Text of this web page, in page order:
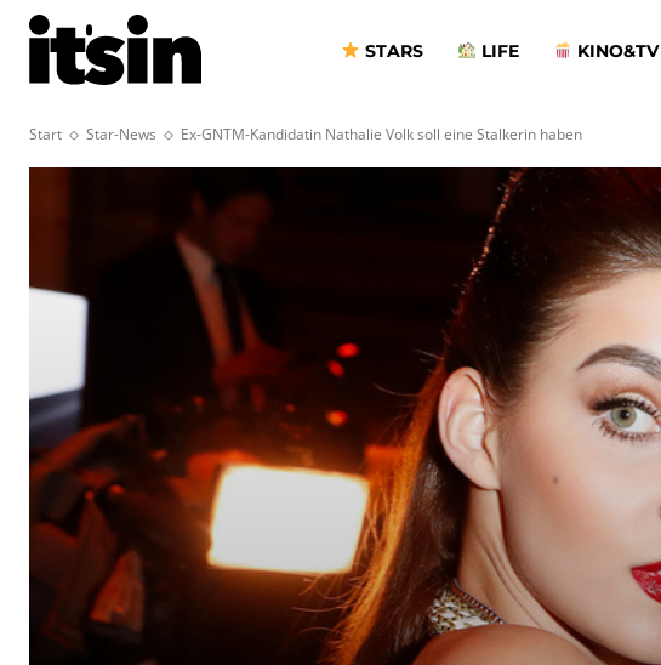
STARS LIFE KINO&TV
Start Star-News Ex-GNTM-Kandidatin Nathalie Volk soll eine Stalkerin haben